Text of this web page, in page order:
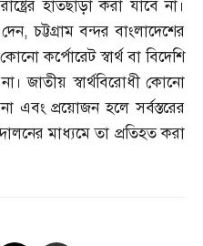
হাতছাড়া করা যাবে না।
,চট্টগ্রাম বন্দর বাংলাদেশের
কর্পোরেট স্বার্থ বা বিদেশি
না। জাতীয় স্বার্থবিরোধী কোনো
এবং প্রয়োজন হলে সর্বস্তরের
মাধ্যমে তা প্রতিহত করা